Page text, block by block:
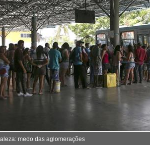
medo das aglomerações